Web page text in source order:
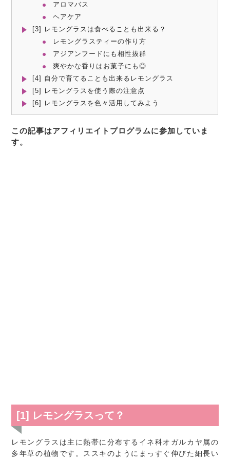
アロマバス
ヘアケア
[3] レモングラスは食べることも出来る？
レモングラスティーの作り方
アジアンフードにも相性抜群
爽やかな香りはお菓子にも◎
[4] 自分で育てることも出来るレモングラス
[5] レモングラスを使う際の注意点
[6] レモングラスを色々活用してみよう
この記事はアフィリエイトプログラムに参加していま
す。
[1] レモングラスって？
レモングラスは主に熱帯に分布するイネ科オガルカヤ属の
多年草の植物です。ススキのようにまっすぐ伸びた細長い